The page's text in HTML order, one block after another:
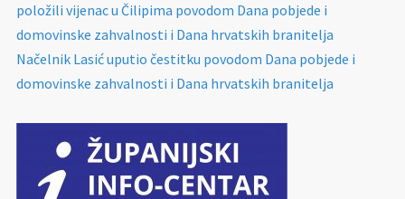
položili vijenac u Čilipima povodom Dana pobjede i
domovinske zahvalnosti i Dana hrvatskih branitelja
Načelnik Lasić uputio čestitku povodom Dana pobjede i
domovinske zahvalnosti i Dana hrvatskih branitelja